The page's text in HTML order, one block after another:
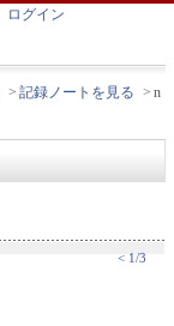
ログイン
> 記録ノートを見る > n
< 1/3